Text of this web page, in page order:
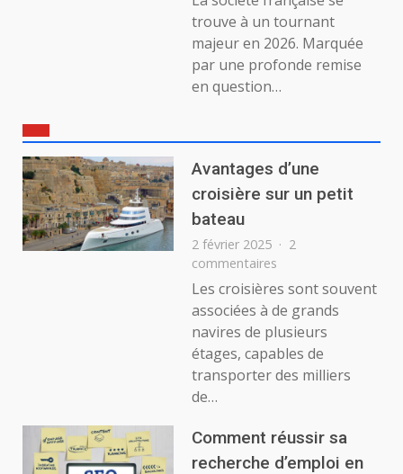
trouve à un tournant
majeur en 2026. Marquée
par une profonde remise
en question…
Avantages d’une
croisière sur un petit
bateau
2 février 2025
2
commentaires
Avantages
d’une
croisière
sur
un
petit
Les croisières sont souvent
associées à de grands
navires de plusieurs
étages, capables de
transporter des milliers
de…
Comment réussir sa
recherche d’emploi en